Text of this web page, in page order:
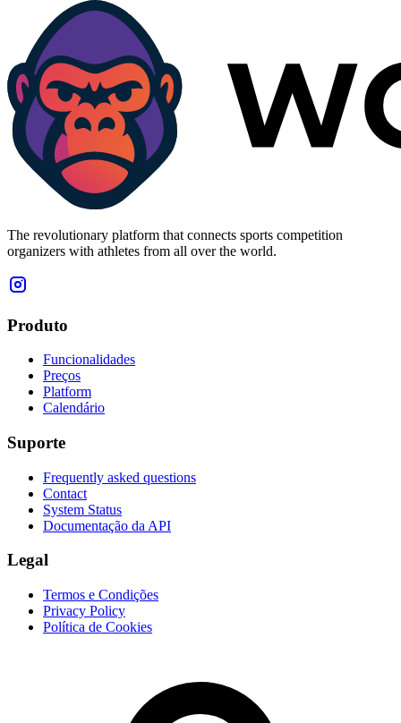
The revolutionary platform that connects sports competition
organizers with athletes from all over the world.
Produto
Funcionalidades
Preços
Platform
Calendário
Suporte
Frequently asked questions
Contact
System Status
Documentação da API
Legal
Termos e Condições
Privacy Policy
Política de Cookies